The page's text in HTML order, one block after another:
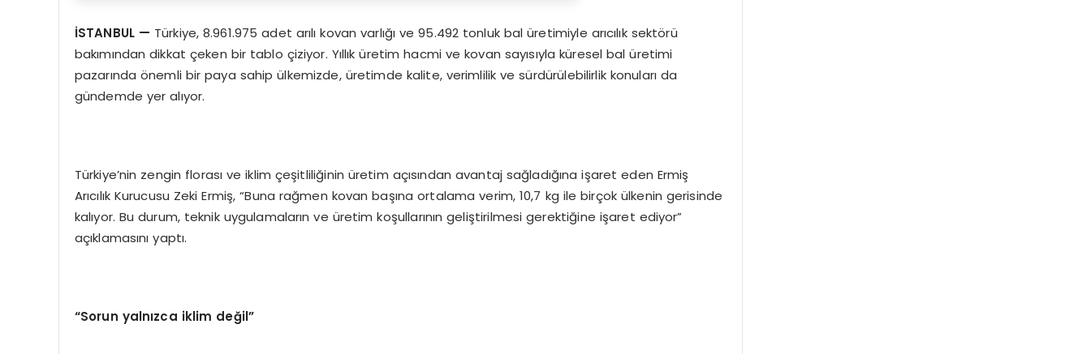
İSTANBUL — Türkiye, 8.961.975 adet arılı kovan varlığı ve 95.492 tonluk bal üretimiyle arıcılık sektörü
bakımından dikkat çeken bir tablo çiziyor. Yıllık üretim hacmi ve kovan sayısıyla küresel bal üretimi
pazarında önemli bir paya sahip ülkemizde, üretimde kalite, verimlilik ve sürdürülebilirlik konuları da
gündemde yer alıyor.
Türkiye’nin zengin florası ve iklim çeşitliliğinin üretim açısından avantaj sağladığına işaret eden Ermiş
Arıcılık Kurucusu Zeki Ermiş, “Buna rağmen kovan başına ortalama verim, 10,7 kg ile birçok ülkenin gerisinde
kalıyor. Bu durum, teknik uygulamaların ve üretim koşullarının geliştirilmesi gerektiğine işaret ediyor”
açıklamasını yaptı.
“Sorun yalnızca iklim değil”